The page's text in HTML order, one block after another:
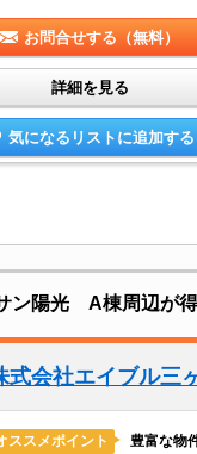
お問合せする（無料）
詳細を見る
気になるリストに追加する
ン陽光 A棟周辺が
式会社エイブル三
ススメポイント 豊富な物